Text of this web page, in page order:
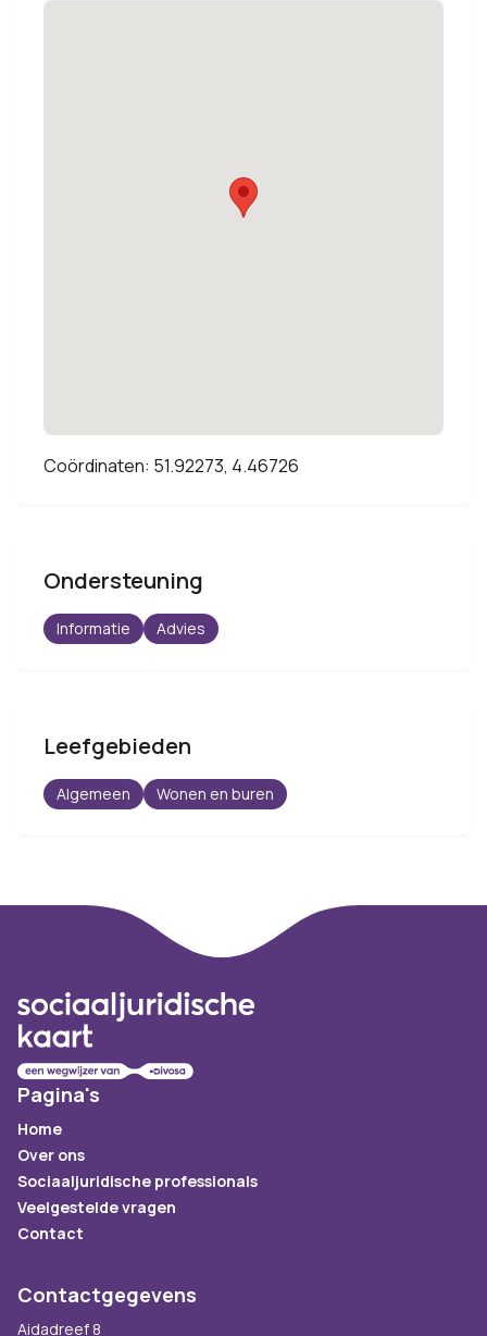
Coördinaten: 51.92273, 4.46726
Ondersteuning
Informatie Advies
Leefgebieden
Algemeen Wonen en buren
Pagina's
Home
Over ons
Sociaaljuridische professionals
Veelgestelde vragen
Contact
Contactgegevens
Aidadreef 8